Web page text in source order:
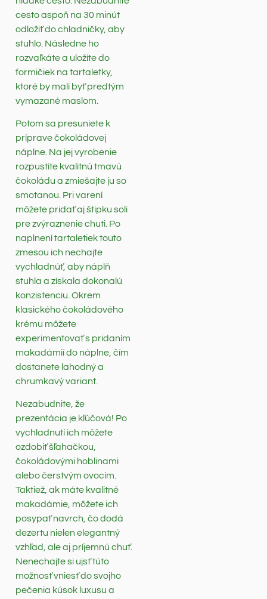
cesto aspoň na 30 minút
odložiť do chladničky, aby
stuhlo. Následne ho
rozvaľkáte a uložíte do
formičiek na tartaletky,
ktoré by mali byť predtým
vymazané maslom.
Potom sa presuniete k
príprave čokoládovej
náplne. Na jej vyrobenie
rozpustite kvalitnú tmavú
čokoládu a zmiešajte ju so
smotanou. Pri varení
môžete pridať aj štipku soli
pre zvýraznenie chuti. Po
naplnení tartaletiek touto
zmesou ich nechajte
vychladnúť, aby náplň
stuhla a získala dokonalú
konzistenciu. Okrem
klasického čokoládového
krému môžete
experimentovať s pridaním
makadámií do náplne, čím
dostanete lahodný a
chrumkavý variant.
Nezabudnite, že
prezentácia je kľúčová! Po
vychladnutí ich môžete
ozdobiť šľahačkou,
čokoládovými hoblinami
alebo čerstvým ovocím.
Taktiež, ak máte kvalitné
makadámie, môžete ich
posypať navrch, čo dodá
dezertu nielen elegantný
vzhľad, ale aj príjemnú chuť.
Nenechajte si ujsť túto
možnosť vniesť do svojho
pečenia kúsok luxusu a